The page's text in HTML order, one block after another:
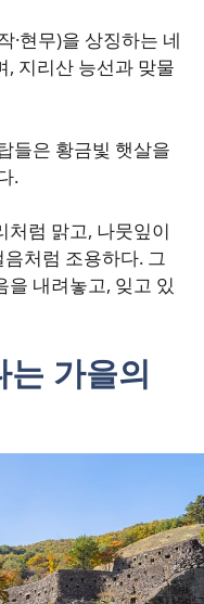
·현무)을 상징하는 네
, 지리산 능선과 맞물
들은 황금빛 햇살을
.
처럼 맑고, 나뭇잎이
처럼 조용하다. 그
을 내려놓고, 잊고 있
가을의